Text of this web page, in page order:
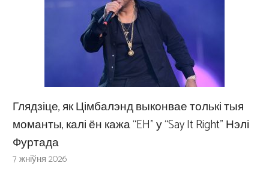
Глядзіце, як Цімбалэнд выконвае толькі тыя
моманты, калі ён кажа “EH” у “Say It Right” Нэлі
Фуртада
7 жніўня 2026